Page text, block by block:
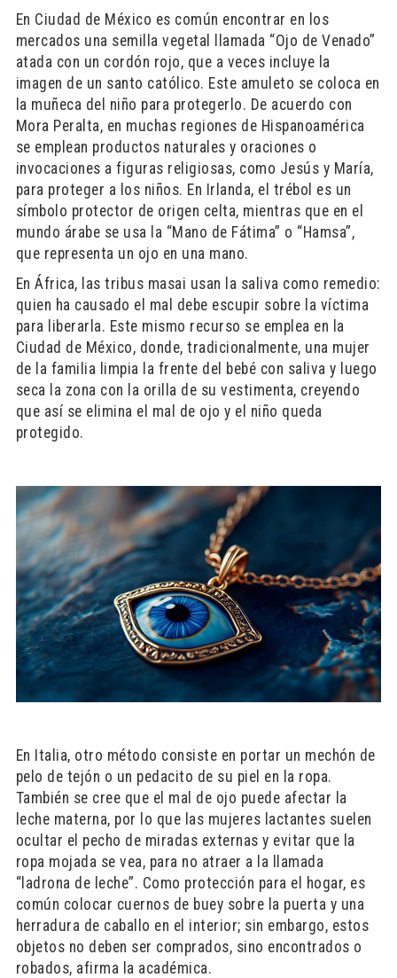
En Ciudad de México es común encontrar en los
mercados una semilla vegetal llamada “Ojo de Venado”
atada con un cordón rojo, que a veces incluye la
imagen de un santo católico. Este amuleto se coloca en
la muñeca del niño para protegerlo. De acuerdo con
Mora Peralta, en muchas regiones de Hispanoamérica
se emplean productos naturales y oraciones o
invocaciones a figuras religiosas, como Jesús y María,
para proteger a los niños. En Irlanda, el trébol es un
símbolo protector de origen celta, mientras que en el
mundo árabe se usa la “Mano de Fátima” o “Hamsa”,
que representa un ojo en una mano.
En África, las tribus masai usan la saliva como remedio:
quien ha causado el mal debe escupir sobre la víctima
para liberarla. Este mismo recurso se emplea en la
Ciudad de México, donde, tradicionalmente, una mujer
de la familia limpia la frente del bebé con saliva y luego
seca la zona con la orilla de su vestimenta, creyendo
que así se elimina el mal de ojo y el niño queda
protegido.
En Italia, otro método consiste en portar un mechón de
pelo de tejón o un pedacito de su piel en la ropa.
También se cree que el mal de ojo puede afectar la
leche materna, por lo que las mujeres lactantes suelen
ocultar el pecho de miradas externas y evitar que la
ropa mojada se vea, para no atraer a la llamada
“ladrona de leche”. Como protección para el hogar, es
común colocar cuernos de buey sobre la puerta y una
herradura de caballo en el interior; sin embargo, estos
objetos no deben ser comprados, sino encontrados o
robados, afirma la académica.